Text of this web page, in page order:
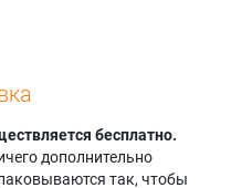
бесплатно.
дополнительно
так, чтобы